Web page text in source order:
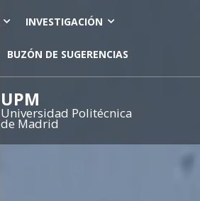
INVESTIGACIÓN
BUZÓN DE SUGERENCIAS
UPM
Universidad Politécnica
de Madrid